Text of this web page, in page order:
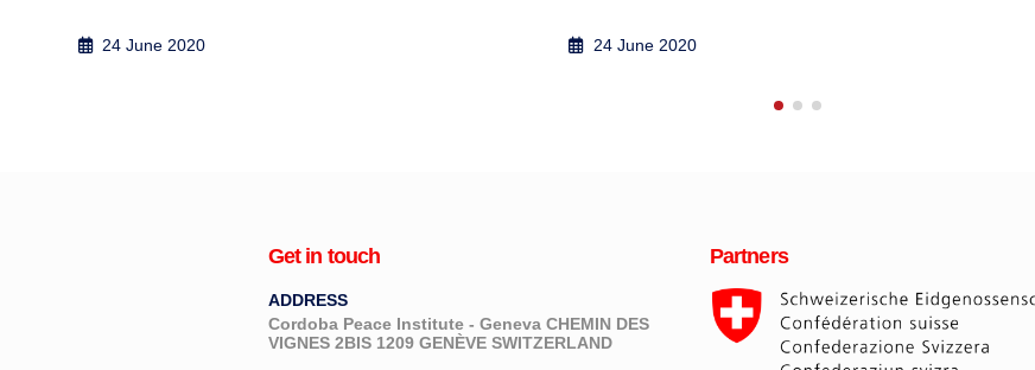
24 June 2020 24 June 2020
Get in touch
ADDRESS
Cordoba Peace Institute - Geneva CHEMIN DES
VIGNES 2BIS 1209 GENÈVE SWITZERLAND
Partners